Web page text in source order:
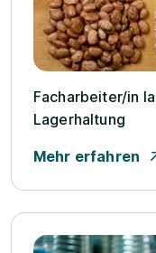
Facharbeiter/­in
Lagerhaltung
Mehr erfahren